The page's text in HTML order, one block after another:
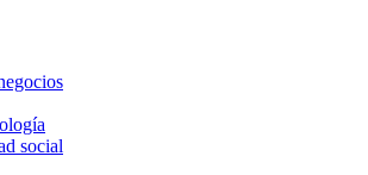
social